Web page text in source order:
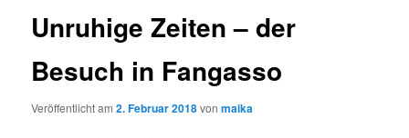
Unruhige Zeiten – der
Besuch in Fangasso
Veröffentlicht am2. Februar 2018vonmaika